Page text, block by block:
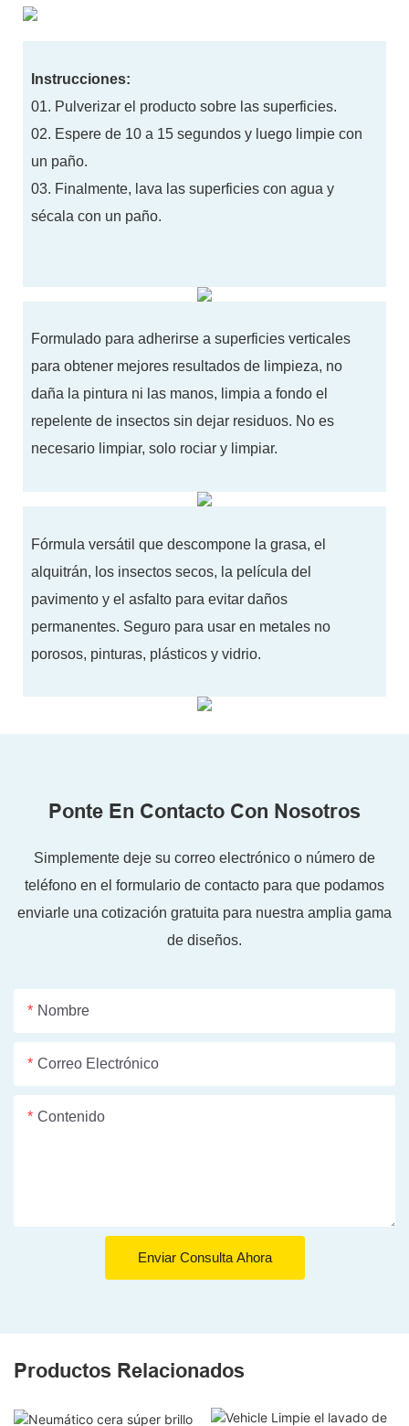
Fórmula versátil que descompone la grasa, el
alquitrán, los insectos secos, la película del
pavimento y el asfalto para evitar daños
permanentes. Seguro para usar en metales no
porosos, pinturas, plásticos y vidrio.
Formulado para adherirse a superficies verticales
para obtener mejores resultados de limpieza, no
daña la pintura ni las manos, limpia a fondo el
repelente de insectos sin dejar residuos. No es
necesario limpiar, solo rociar y limpiar.
Instrucciones:
01. Pulverizar el producto sobre las superficies.
02. Espere de 10 a 15 segundos y luego limpie con
un paño.
03. Finalmente, lava las superficies con agua y
sécala con un paño.
Ponte En Contacto Con Nosotros
Simplemente deje su correo electrónico o número de
teléfono en el formulario de contacto para que podamos
enviarle una cotización gratuita para nuestra amplia gama
de diseños.
Nombre
Correo Electrónico
Contenido
Enviar Consulta Ahora
Productos Relacionados